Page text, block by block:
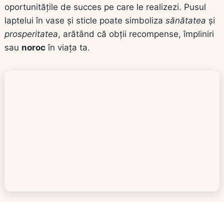
oportunitățile de succes pe care le realizezi. Pusul
laptelui în vase și sticle poate simboliza sănătatea și
prosperitatea, arătând că obții recompense, împliniri
sau noroc în viața ta.